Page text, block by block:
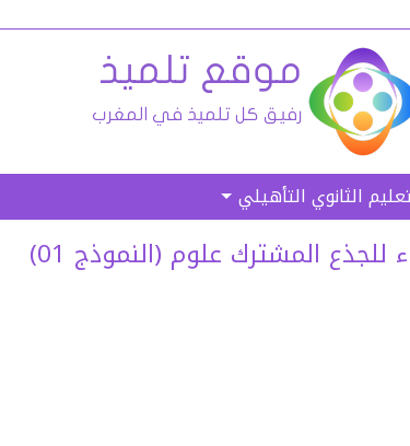
الثانوي التأهيلي
المشترك علوم (النموذج 01)